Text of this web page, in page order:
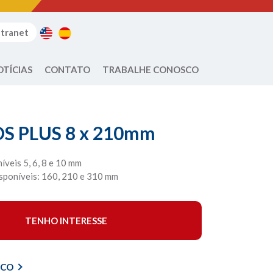
CONTATO TRABALHE CONOSCO
PLUS 8 x 210mm
5, 6, 8 e 10 mm
160, 210 e 310 mm
TENHO INTERESSE